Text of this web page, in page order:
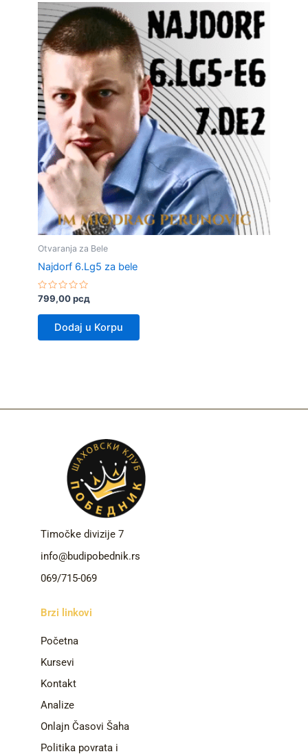
Otvaranja za Bele
Najdorf 6.Lg5 za bele
Rated
out
799,00рсд
Dodaj u Korpu
Timočke divizije 7
info@budipobednik.rs
069/715-069
Brzi linkovi
Početna
Kursevi
Kontakt
Analize
Onlajn Časovi Šaha
Politika povrata i